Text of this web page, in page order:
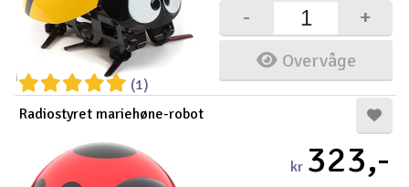
(1)
Overvåge
+
-
Radiostyret mariehøne-robot
kr 323,-